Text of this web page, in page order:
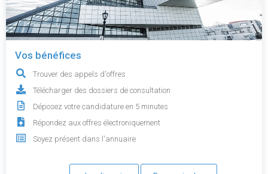
Vos bénéfices
Trouver des appels d'offres
Télécharger des dossiers de consultation
Déposez votre candidature en 5 minutes
Répondez aux offres électroniquement
Soyez présent dans l'annuaire